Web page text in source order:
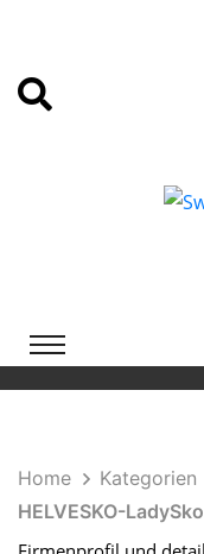
Home
Kategorien
HELVESKO-